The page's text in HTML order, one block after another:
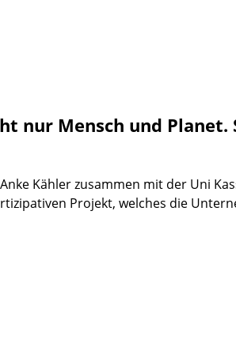
nur Mensch und Planet.
Kähler zusammen mit der Uni
Projekt, welches die